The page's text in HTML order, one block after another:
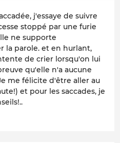
j'essaye de suivre
stoppé par une furie
ne supporte
la parole. et en hurlant,
de crier lorsqu'on lui
qu'elle n'a aucune
me félicite d'être aller au
et pour les saccades, je